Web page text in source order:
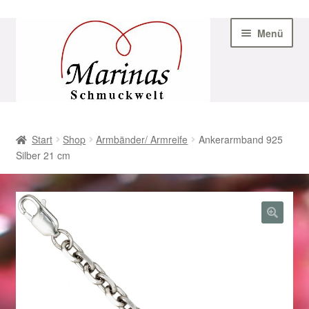
Navigation
Menü
AGB
Beispiel-Seite
Datenschutz
Geschenke zu Ostern 2023
Geschenke zu Ostern 2024
Start Shop Armbänder/ Armreife
Ankerarmband 925
Silber 21 cm